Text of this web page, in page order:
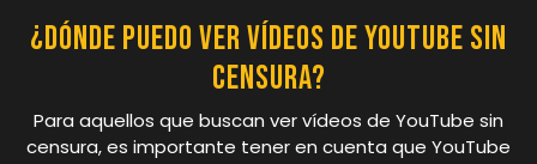
¿Dónde puedo ver vídeos de YouTube sin
censura?
Para aquellos que buscan ver vídeos de YouTube sin
censura, es importante tener en cuenta que YouTube